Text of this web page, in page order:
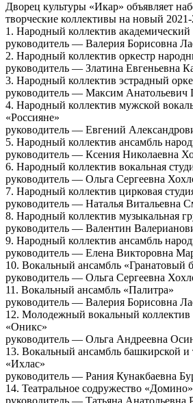
Дворец культуры «Икар» объявляет
творческие коллективы на новый
1. Народный коллектив академический
руководитель — Валерия Борисовна
2. Народный коллектив оркестр
руководитель — Златина Евгеньевна
3. Народный коллектив эстрадный
руководитель — Максим Анатольевич
4. Народный коллектив мужской
«Россияне»
руководитель — Евгений
5. Народный коллектив ансамбль
руководитель — Ксения Николаевна
6. Народный коллектив вокальная
руководитель — Ольга Сергеевна
7. Народный коллектив цирковая
руководитель — Наталья Витальевна
8. Народный коллектив музыкальная
руководитель — Валентин
9. Народный коллектив ансамбль
руководитель — Елена Викторовна
10. Вокальный ансамбль «Гранатовый
руководитель — Ольга Сергеевна
11. Вокальный ансамбль «Палитра»
руководитель — Валерия Борисовна
12. Молодежный вокальный коллектив
«Оникс»
руководитель — Ольга Андреевна
13. Вокальный ансамбль башкирской и
«Ихлас»
руководитель — Рания Кунакбаевна
14. Театральное содружество «Домино»